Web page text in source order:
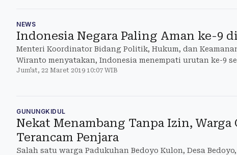
NEWS
Indonesia Negara Paling Aman ke-9
Menteri Koordinator Bidang Politik, Hukum, dan
Wiranto menyatakan, Indonesia menempati urutan ke-9
dunia. Meski banyak ancaman dan gangguan.
Jum'at, 22 Maret 2019 10:07 WIB
GUNUNGKIDUL
Nekat Menambang Tanpa Izin,
Terancam Penjara
Salah satu warga Padukuhan Bedoyo Kulon, Desa